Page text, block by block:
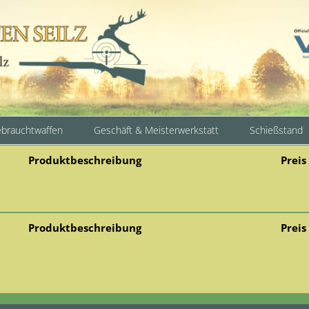
Geschäft & Meisterwerkstatt Schießstand
Produktbeschreibung Preis
Produktbeschreibung Preis